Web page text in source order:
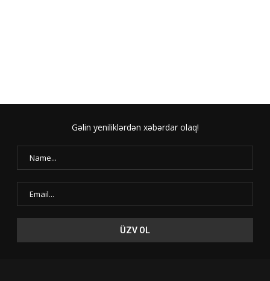
Gəlin yeniliklərdən xəbərdar olaq!